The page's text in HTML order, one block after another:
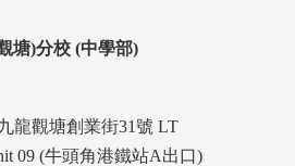
塘)分校 (中學部)
龍觀塘創業街31號 LT
09 (牛頭角港鐵站A出口)